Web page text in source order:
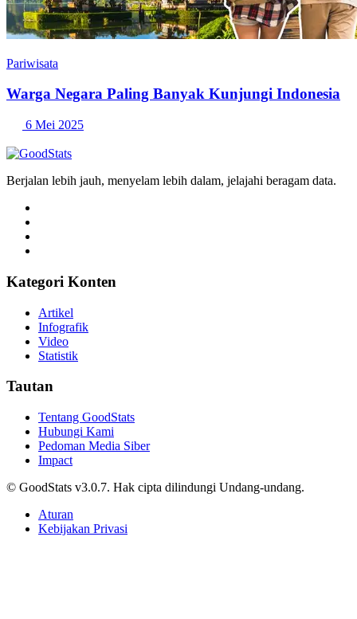
Pariwisata
Warga Negara Paling Banyak Kunjungi Indonesia
6 Mei 2025
Berjalan lebih jauh, menyelam lebih dalam, jelajahi beragam data.
Kategori Konten
Artikel
Infografik
Video
Statistik
Tautan
Tentang GoodStats
Hubungi Kami
Pedoman Media Siber
Impact
© GoodStats v3.0.7. Hak cipta dilindungi Undang-undang.
Aturan
Kebijakan Privasi